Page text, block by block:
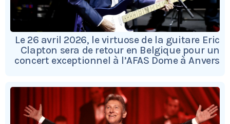
Le 26 avril 2026, le virtuose de la guitare Eric
Clapton sera de retour en Belgique pour un
concert exceptionnel à l’AFAS Dome à Anvers